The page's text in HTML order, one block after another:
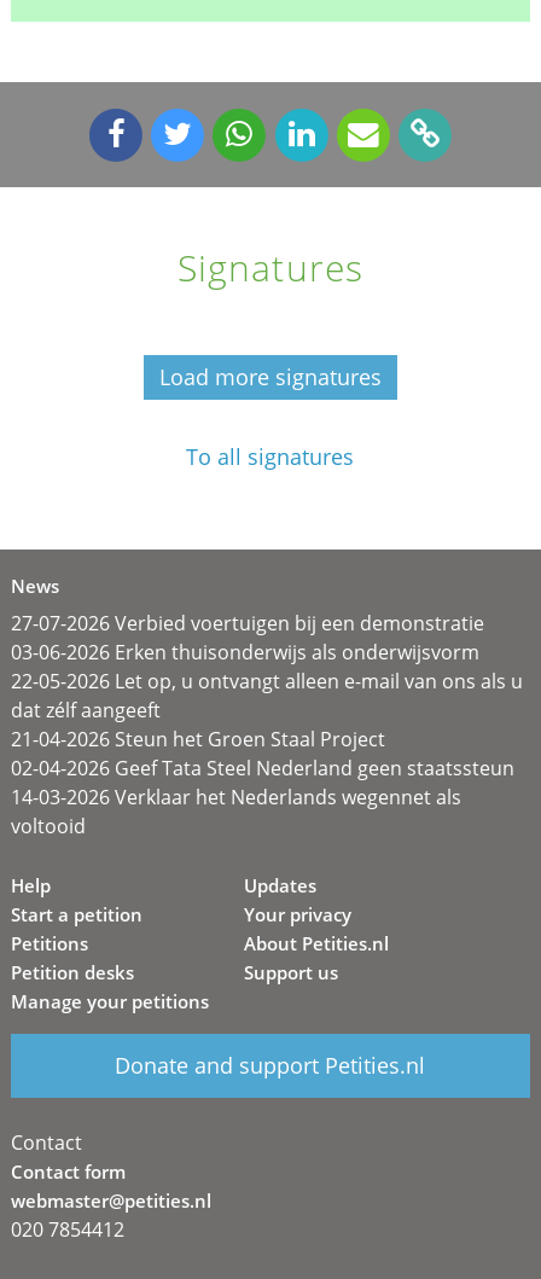
Signatures
Load more signatures
To all signatures
News
27-07-2026 Verbied voertuigen bij een demonstratie
03-06-2026 Erken thuisonderwijs als onderwijsvorm
22-05-2026 Let op, u ontvangt alleen e-mail van ons als u
dat zélf aangeeft
21-04-2026 Steun het Groen Staal Project
02-04-2026 Geef Tata Steel Nederland geen staatssteun
14-03-2026 Verklaar het Nederlands wegennet als
voltooid
Help
Start a petition
Petitions
Petition desks
Manage your petitions
Updates
Your privacy
About Petities.nl
Support us
Donate and support Petities.nl
Contact
Contact form
webmaster@petities.nl
020 7854412